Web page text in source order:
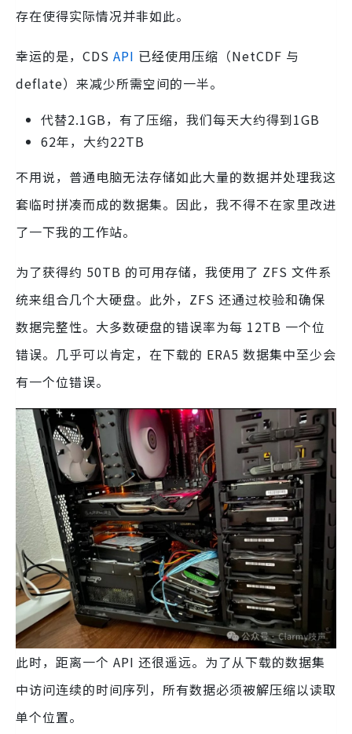
存在使得实际情况并非如此。
幸运的是，CDS API 已经使用压缩（NetCDF 与
deflate）来减少所需空间的一半。
代替2.1GB，有了压缩，我们每天大约得到1GB
62年，大约22TB
不用说，普通电脑无法存储如此大量的数据并处理我这
套临时拼凑而成的数据集。因此，我不得不在家里改进
了一下我的工作站。
为了获得约 50TB 的可用存储，我使用了 ZFS 文件系
统来组合几个大硬盘。此外，ZFS 还通过校验和确保
数据完整性。大多数硬盘的错误率为每 12TB 一个位
错误。几乎可以肯定，在下载的 ERA5 数据集中至少会
有一个位错误。
此时，距离一个 API 还很遥远。为了从下载的数据集
中访问连续的时间序列，所有数据必须被解压缩以读取
单个位置。